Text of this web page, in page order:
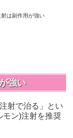
は副作用が強い
強い
射で治る」とい
モン)注射を推奨